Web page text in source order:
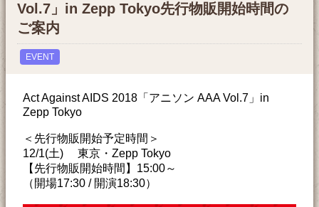
Vol.7」in Zepp Tokyo先行物販開始時間の
ご案内
EVENT
Act Against AIDS 2018「アニソン AAA Vol.7」in
Zepp Tokyo
＜先行物販開始予定時間＞
12/1(土) 東京・Zepp Tokyo
【先行物販開始時間】15:00～
（開場17:30 / 開演18:30）